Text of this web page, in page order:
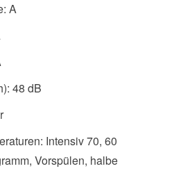
A
48 dB
Intensiv 70, 60
Vorspülen, halbe